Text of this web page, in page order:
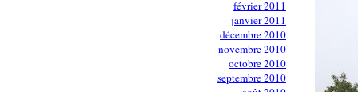
février 2011
janvier 2011
décembre 2010
novembre 2010
octobre 2010
septembre 2010